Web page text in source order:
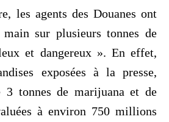
les agents des Douanes ont
sur plusieurs tonnes de
et dangereux ». En effet,
exposées à la presse,
3 tonnes de marijuana et de
à environ 750 millions